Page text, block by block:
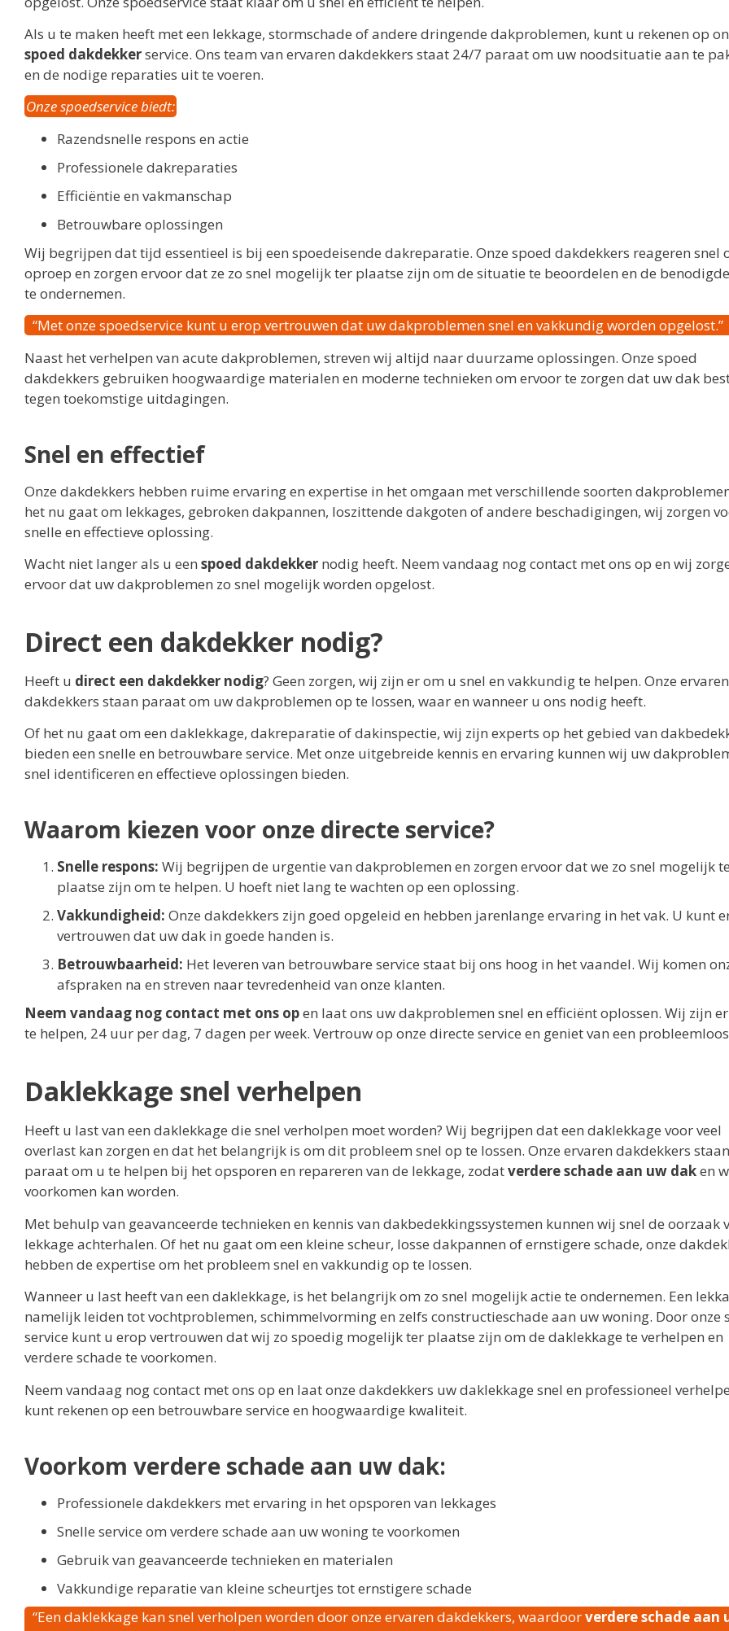
Als u te maken heeft met een lekkage, stormschade of andere dringende dakproblemen, kunt u rekenen op
spoed dakdekkerservice. Ons team van ervaren dakdekkers staat 24/7 paraat om uw noodsituatie aan te
en de nodige reparaties uit te voeren.
Onze spoedservice biedt:
Razendsnelle respons en actie
Professionele dakreparaties
Efficiëntie en vakmanschap
Betrouwbare oplossingen
Wij begrijpen dat tijd essentieel is bij een spoedeisende dakreparatie. Onze spoed dakdekkers reageren snel
oproep en zorgen ervoor dat ze zo snel mogelijk ter plaatse zijn om de situatie te beoordelen en de
te ondernemen.
“Met onze spoedservice kunt u erop vertrouwen dat uw dakproblemen snel en vakkundig worden opgelost.”
Naast het verhelpen van acute dakproblemen, streven wij altijd naar duurzame oplossingen. Onze spoed
dakdekkers gebruiken hoogwaardige materialen en moderne technieken om ervoor te zorgen dat uw dak
tegen toekomstige uitdagingen.
Snel en effectief
Onze dakdekkers hebben ruime ervaring en expertise in het omgaan met verschillende soorten
het nu gaat om lekkages, gebroken dakpannen, loszittende dakgoten of andere beschadigingen, wij zorgen
snelle en effectieve oplossing.
Wacht niet langer als u een spoed dakdekker nodig heeft. Neem vandaag nog contact met ons op en wij
ervoor dat uw dakproblemen zo snel mogelijk worden opgelost.
Direct een dakdekker nodig?
Heeft u direct een dakdekker nodig? Geen zorgen, wij zijn er om u snel en vakkundig te helpen. Onze ervaren
dakdekkers staan paraat om uw dakproblemen op te lossen, waar en wanneer u ons nodig heeft.
Of het nu gaat om een daklekkage, dakreparatie of dakinspectie, wij zijn experts op het gebied van
bieden een snelle en betrouwbare service. Met onze uitgebreide kennis en ervaring kunnen wij uw
snel identificeren en effectieve oplossingen bieden.
Waarom kiezen voor onze directe service?
Snelle respons: Wij begrijpen de urgentie van dakproblemen en zorgen ervoor dat we zo snel mogelijk
plaatse zijn om te helpen. U hoeft niet lang te wachten op een oplossing.
Vakkundigheid: Onze dakdekkers zijn goed opgeleid en hebben jarenlange ervaring in het vak. U kunt
vertrouwen dat uw dak in goede handen is.
Betrouwbaarheid: Het leveren van betrouwbare service staat bij ons hoog in het vaandel. Wij komen
afspraken na en streven naar tevredenheid van onze klanten.
Neem vandaag nog contact met ons open laat ons uw dakproblemen snel en efficiënt oplossen. Wij zijn
te helpen, 24 uur per dag, 7 dagen per week. Vertrouw op onze directe service en geniet van een
Daklekkage snel verhelpen
Heeft u last van een daklekkage die snel verholpen moet worden? Wij begrijpen dat een daklekkage voor veel
overlast kan zorgen en dat het belangrijk is om dit probleem snel op te lossen. Onze ervaren dakdekkers staan
paraat om u te helpen bij het opsporen en repareren van de lekkage, zodatverdere schade aan uw daken
voorkomen kan worden.
Met behulp van geavanceerde technieken en kennis van dakbedekkingssystemen kunnen wij snel de oorzaak
lekkage achterhalen. Of het nu gaat om een kleine scheur, losse dakpannen of ernstigere schade, onze
hebben de expertise om het probleem snel en vakkundig op te lossen.
Wanneer u last heeft van een daklekkage, is het belangrijk om zo snel mogelijk actie te ondernemen. Een
namelijk leiden tot vochtproblemen, schimmelvorming en zelfs constructieschade aan uw woning. Door onze
service kunt u erop vertrouwen dat wij zo spoedig mogelijk ter plaatse zijn om de daklekkage te verhelpen en
verdere schade te voorkomen.
Neem vandaag nog contact met ons op en laat onze dakdekkers uw daklekkage snel en professioneel
kunt rekenen op een betrouwbare service en hoogwaardige kwaliteit.
Voorkom verdere schade aan uw dak:
Professionele dakdekkers met ervaring in het opsporen van lekkages
Snelle service om verdere schade aan uw woning te voorkomen
Gebruik van geavanceerde technieken en materialen
Vakkundige reparatie van kleine scheurtjes tot ernstigere schade
“Een daklekkage kan snel verholpen worden door onze ervaren dakdekkers, waardoorverdere schade aan